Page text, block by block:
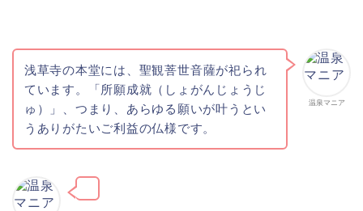
温泉マニア
浅草寺の本堂には、聖観菩世音薩が祀られ
ています。「所願成就（しょがんじょうじ
ゅ）」、つまり、あらゆる願いが叶うとい
うありがたいご利益の仏様です。